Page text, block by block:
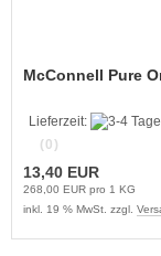
McConnell Pure
Lieferzeit:
(0)
13,40 EUR
268,00 EUR pro 1 KG
inkl. 19 % MwSt. zzgl.